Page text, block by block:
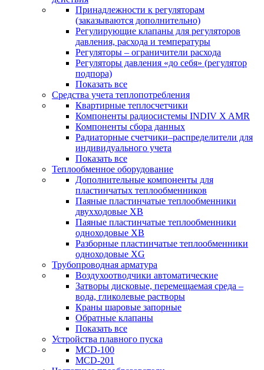
Принадлежности к регуляторам
(заказываются дополнительно)
Регулирующие клапаны для регуляторов
давления, расхода и температуры
Регуляторы – ограничители расхода
Регуляторы давления «до себя» (регулятор
подпора)
Показать все
Средства учета теплопотребления
Квартирные теплосчетчики
Компоненты радиосистемы INDIV X AMR
Компоненты сбора данных
Радиаторные счетчики–распределители для
индивидуального учета
Показать все
Теплообменное оборудование
Дополнительные компоненты для
пластинчатых теплообменников
Паяные пластинчатые теплообменники
двухходовые XB
Паяные пластинчатые теплообменники
одноходовые ХВ
Разборные пластинчатые теплообменники
одноходовые ХG
Трубопроводная арматура
Воздухоотводчики автоматические
Затворы дисковые, перемещаемая среда –
вода, гликолевые растворы
Краны шаровые запорные
Обратные клапаны
Показать все
Устройства плавного пуска
MCD-100
MCD-201